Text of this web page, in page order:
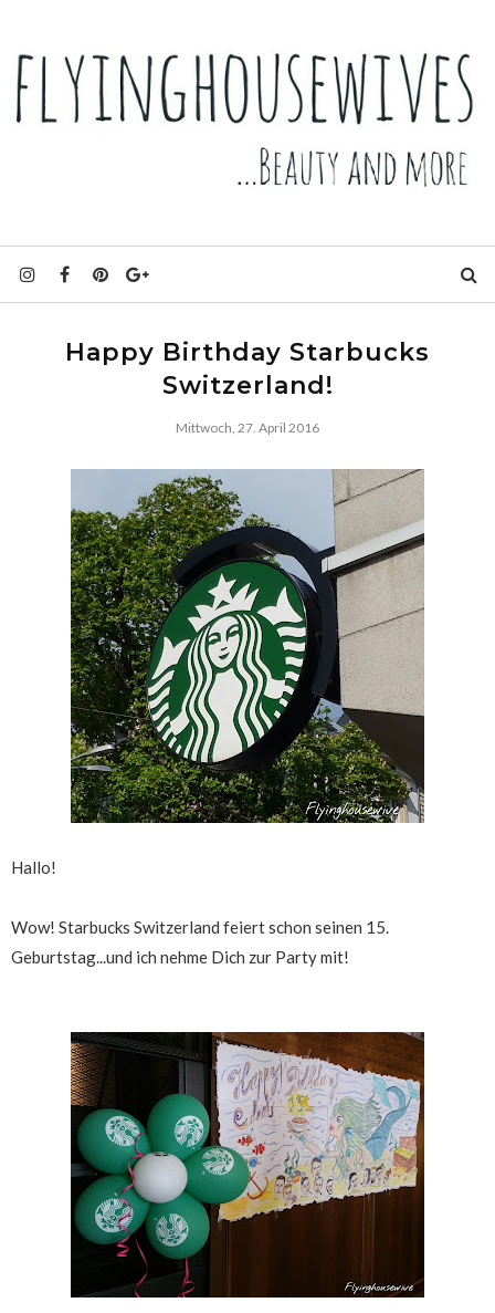
Happy Birthday Starbucks
Switzerland!
Mittwoch, 27. April 2016
Hallo!
Wow! Starbucks Switzerland feiert schon seinen 15.
Geburtstag...und ich nehme Dich zur Party mit!